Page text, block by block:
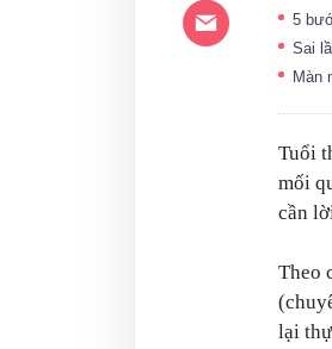
5
Sai
Màn
Tuổi
mối
cần
Theo
lại